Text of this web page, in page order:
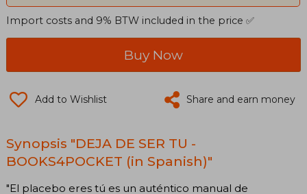
Import costs and 9% BTW included in the price ✅
Buy Now
Add to Wishlist Share and earn money
Synopsis "DEJA DE SER TU -
BOOKS4POCKET (in Spanish)"
"El placebo eres tú es un auténtico manual de